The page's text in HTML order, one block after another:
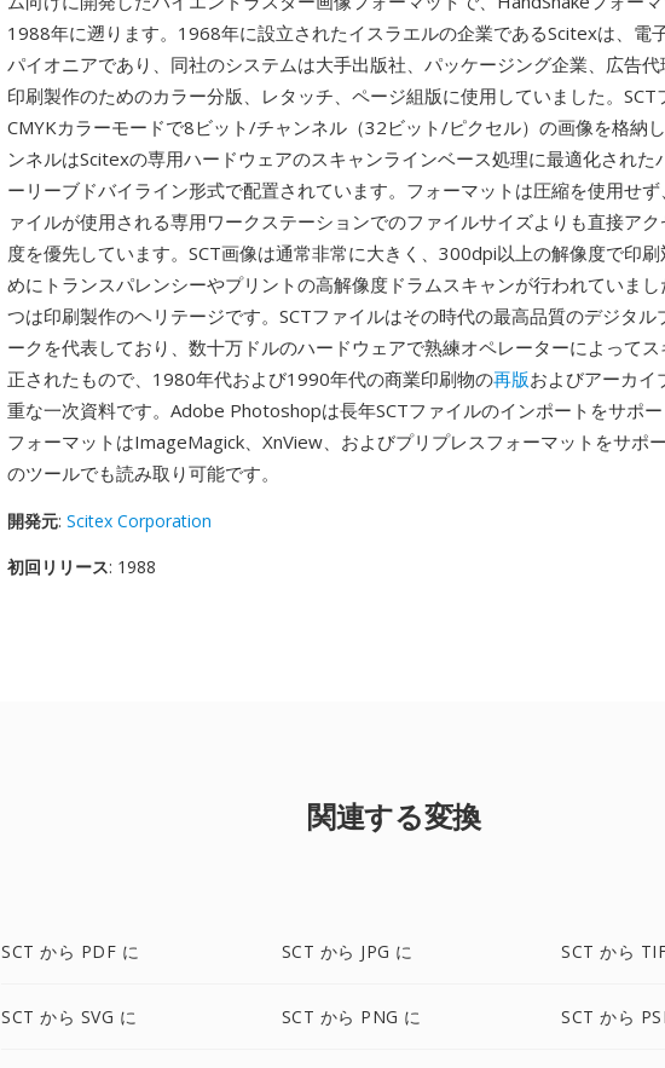
1988年に遡ります。1968年に設立されたイスラエルの企業であるScitexは、電
パイオニアであり、同社のシステムは大手出版社、パッケージング企業、広告
印刷製作のためのカラー分版、レタッチ、ページ組版に使用していました。SCT
CMYKカラーモードで8ビット/チャンネル（32ビット/ピクセル）の画像を格納
ンネルはScitexの専用ハードウェアのスキャンラインベース処理に最適化された
ーリーブドバイライン形式で配置されています。フォーマットは圧縮を使用せず
ァイルが使用される専用ワークステーションでのファイルサイズよりも直接ア
度を優先しています。SCT画像は通常非常に大きく、300dpi以上の解像度で印刷
めにトランスパレンシーやプリントの高解像度ドラムスキャンが行われていま
つは印刷製作のヘリテージです。SCTファイルはその時代の最高品質のデジタル
ークを代表しており、数十万ドルのハードウェアで熟練オペレーターによって
正されたもので、1980年代および1990年代の商業印刷物の再版およびアーカイ
重な一次資料です。Adobe Photoshopは長年SCTファイルのインポートをサポー
フォーマットはImageMagick、XnView、およびプリプレスフォーマットをサポ
のツールでも読み取り可能です。
開発元: Scitex Corporation
初回リリース: 1988
関連する変換
SCT から PDF に SCT から JPG に SCT から
SCT から SVG に SCT から PNG に SCT から